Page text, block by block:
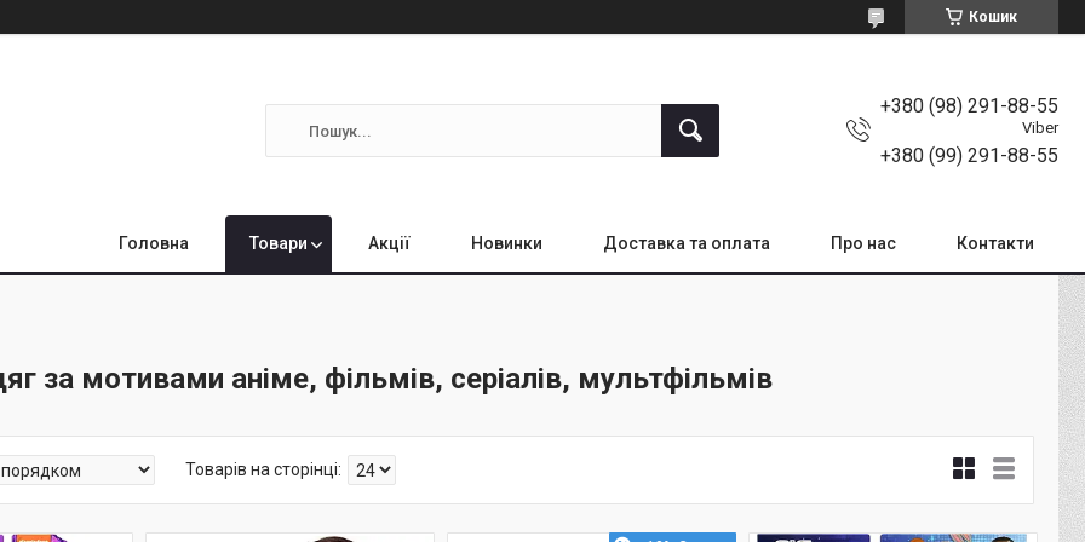
Кошик
+380 (98) 291-88-55
Viber
+380 (99) 291-88-55
Головна Товари Акції Новинки Доставка та оплата Про нас Контакти
за мотивами аніме, фільмів, серіалів, мультфільмів